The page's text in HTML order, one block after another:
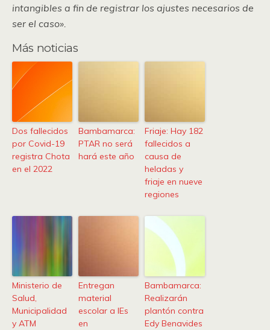
intangibles a fin de registrar los ajustes necesarios de
ser el caso».
Más noticias
Dos fallecidos
por Covid-19
registra Chota
en el 2022
Bambamarca:
PTAR no será
hará este año
Friaje: Hay 182
fallecidos a
causa de
heladas y
friaje en nueve
regiones
Ministerio de
Salud,
Municipalidad
y ATM
Entregan
material
escolar a IEs
en
Bambamarca:
Realizarán
plantón contra
Edy Benavides